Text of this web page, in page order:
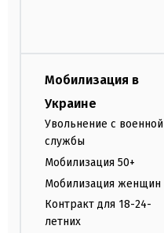
Мобилизация в
Украине
Увольнение с военной
службы
Мобилизация 50+
Мобилизация женщин
Контракт для 18-24-
летних